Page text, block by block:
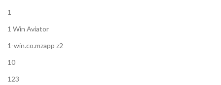
1
1 Win Aviator
1-win.co.mzapp z2
10
123